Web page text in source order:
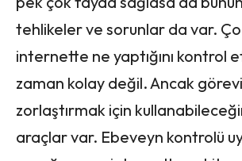
tehlikeler ve sorunlar da var.
internette ne yaptığını kontrol
zaman kolay değil. Ancak
zorlaştırmak için
araçlar var. Ebeveyn kontrolü